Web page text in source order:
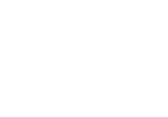
che la
la possibilità di